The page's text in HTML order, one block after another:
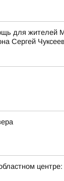
для
Сергей Чуксеев